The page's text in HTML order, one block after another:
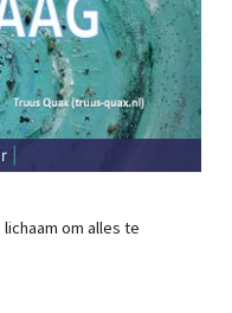
|
om alles te